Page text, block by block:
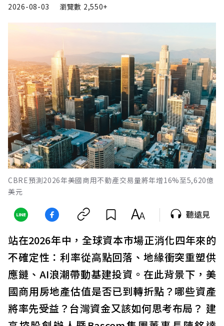
2026-08-03
瀏覽數 2,550+
CBRE預測2026年美國商用不動產交易量將年增16%至5,620億
美元
聽遠見
站在2026年中，全球資本市場正消化四年來的
不確定性：利率從高點回落、地緣衝突重塑供
應鏈、AI浪潮帶動基建投資。在此背景下，美
國商用房地產估值是否已到轉折點？哪些資產
將率先受益？台灣資金又該如何思考布局？ 建